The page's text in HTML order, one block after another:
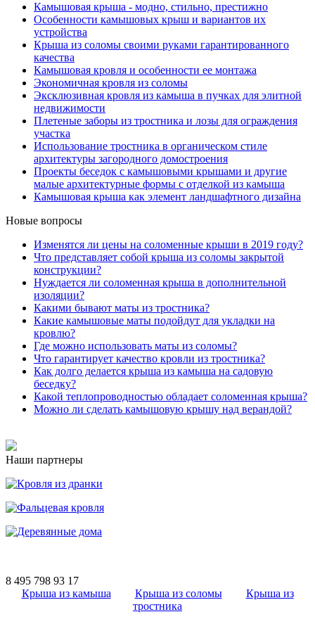
Камышовая крыша - модно, стильно, престижно
Особенности камышовых крыш и вариантов их
устройства
Крыша из соломы своими руками гарантированного
качества
Камышовая кровля и особенности ее монтажа
Экономичная кровля из соломы
Эксклюзивная кровля из камыша в пучках для элитной
недвижимости
Плетеные заборы из тростника и лозы для ограждения
участка
Использование тростника в органическом стиле
архитектуры загородного домостроения
Проекты беседок с камышовыми крышами и другие
малые архитектурные формы с отделкой из камыша
Камышовая крыша как элемент ландшафтного дизайна
Новые вопросы
Изменятся ли цены на соломенные крыши в 2019 году?
Что представляет собой крыша из соломы закрытой
конструкции?
Нуждается ли соломенная крыша в дополнительной
изоляции?
Какими бывают маты из тростника?
Какие камышовые маты подойдут для укладки на
кровлю?
Где можно использовать маты из соломы?
Что гарантирует качество кровли из тростника?
Как долго делается крыша из камыша на садовую
беседку?
Какой теплопроводностью обладает соломенная крыша?
Можно ли сделать камышовую крышу над верандой?
Наши партнеры
8 495 798 93 17
Крыша из камыша
Крыша из соломы
Крыша из
тростника